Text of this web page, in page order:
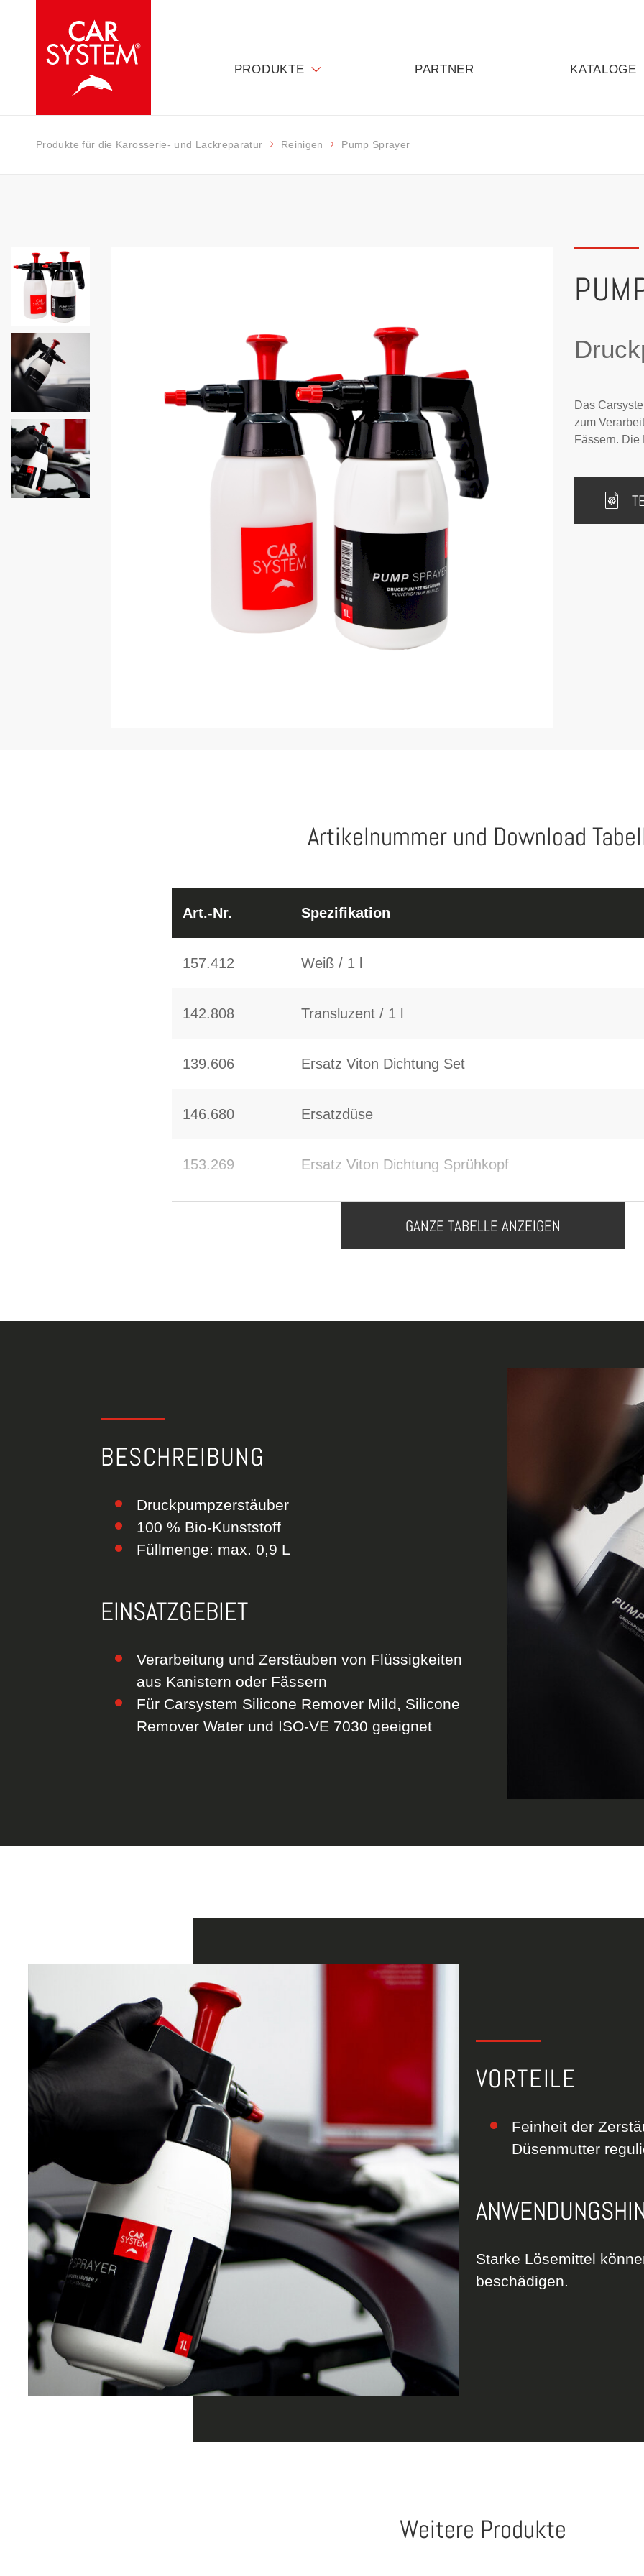
PRODUKTE PARTNER KATALOGE
Produkte für die Karosserie- und Lackreparatur Reinigen Pump Sprayer
Das
zum
Fässern. Die
Artikelnummer und Download
Art.-Nr. Spezifikation
157.412 Weiß / 1 l
142.808 Transluzent / 1 l
139.606 Ersatz Viton Dichtung Set
146.680 Ersatzdüse
153.269 Ersatz Viton Dichtung Sprühkopf
GANZE TABELLE ANZEIGEN
BESCHREIBUNG
Druckpumpzerstäuber
100 % Bio-Kunststoff
Füllmenge: max. 0,9 L
EINSATZGEBIET
Verarbeitung und Zerstäuben von Flüssigkeiten
aus Kanistern oder Fässern
Für Carsystem Silicone Remover Mild, Silicone
Remover Water und ISO-VE 7030 geeignet
VORTEILE
Feinheit der
Düsenmutter
Starke Lösemittel
beschädigen.
Weitere Produkte